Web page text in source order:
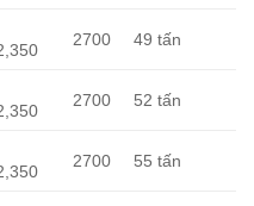
2700 49 tấn
2700 52 tấn
2700 55 tấn